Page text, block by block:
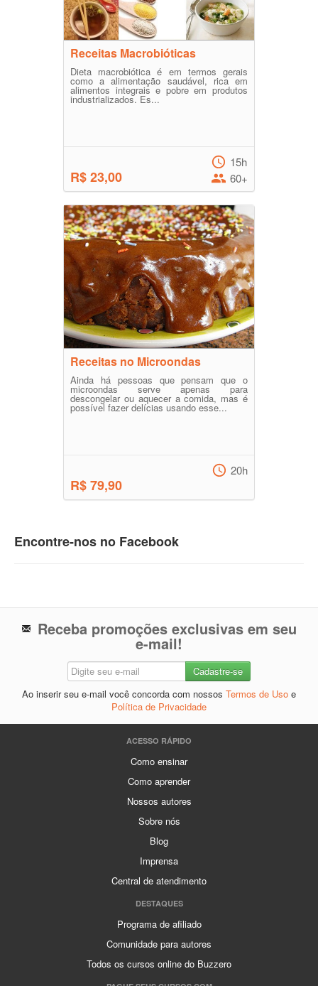
Receitas Macrobióticas
Dieta macrobiótica é em termos gerais
como a alimentação saudável, rica em
alimentos integrais e pobre em produtos
industrializados. Es...
R$ 23,00
15h
60+
Receitas no Microondas
Ainda há pessoas que pensam que o
microondas serve apenas para
descongelar ou aquecer a comida, mas é
possível fazer delícias usando esse...
R$ 79,90
20h
Encontre-nos no Facebook
Receba promoções exclusivas em seu
e-mail!
Ao inserir seu e-mail você concorda com nossos Termos de Uso e
Política de Privacidade
ACESSO RÁPIDO
Como ensinar
Como aprender
Nossos autores
Sobre nós
Blog
Imprensa
Central de atendimento
DESTAQUES
Programa de afiliado
Comunidade para autores
Todos os cursos online do Buzzero